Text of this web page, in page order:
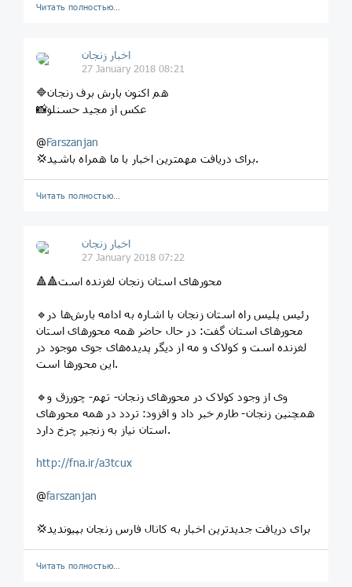
Читать полностью…
اخبار زنجان
27 January 2018 08:21
🔷هم اکنون بارش برف زنجان
📸عکس از مجید حسنلو
@Farszanjan
💢برای دریافت مهمترین اخبار با ما همراه باشید.
Читать полностью…
اخبار زنجان
27 January 2018 07:22
🔺🔺محورهای استان زنجان لغزنده است
🔹رئیس پلیس راه استان زنجان با اشاره به ادامه بارش‌ها در
محورهای استان گفت: در حال حاضر همه محورهای استان
لغزنده است و کولاک و مه از دیگر پدیده‌های جوی موجود در
این محورها است.
🔹وی از وجود کولاک در محورهای زنجان- تهم- چورزق و
همچنین زنجان- طارم خبر داد و افزود: تردد در همه محورهای
استان نیاز به زنجیر چرخ دارد.
http://fna.ir/a3tcux
@farszanjan
💢برای دریافت جدیدترین اخبار به کانال فارس زنجان بپیوندید
Читать полностью…